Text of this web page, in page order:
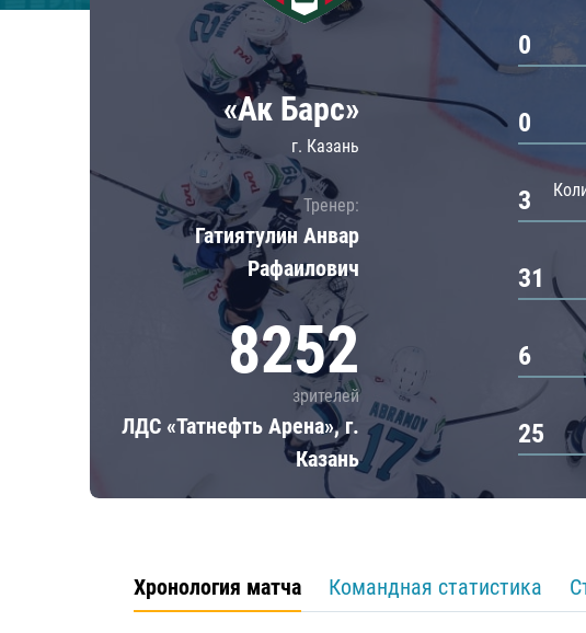
Локомотив
ЦСКА
Шанхайские Драконы
«Ак Барс»
г. Казань
Тренер:
Гатиятулин Анвар
Рафаилович
8252
зрителей
ЛДС «Татнефть Арена», г.
Казань
0
0
3
31
6
25
Хронология матча Командная статистика